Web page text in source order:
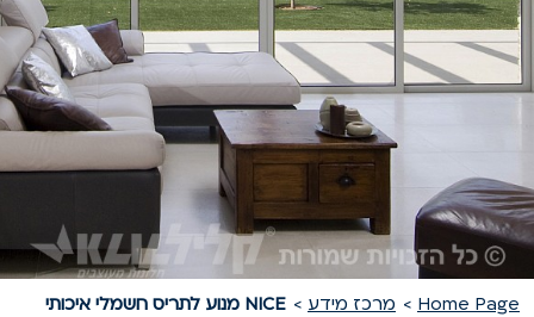
Home מרכז מידע NICE מנוע לתריס חשמלי איכותי